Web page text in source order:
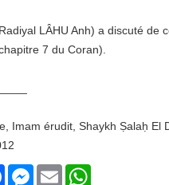
LÂHU Anh) a discuté
7 du Coran).
Imam érudit, Shaykh Ṣalaḥ El
FacebookMessenger
Email